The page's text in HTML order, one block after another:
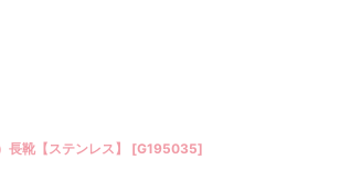
アイロン【ステンレス】[G199750